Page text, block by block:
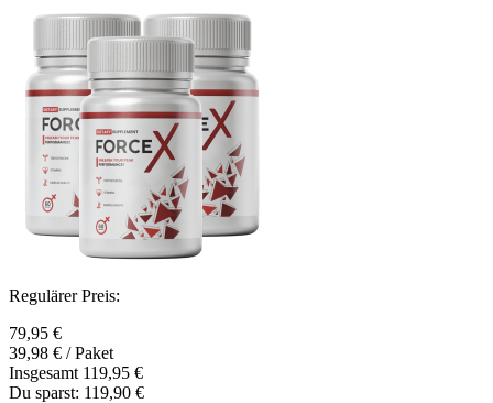
Regulärer Preis:
79,95 €
39,98 € / Paket
Insgesamt 119,95 €
Du sparst: 119,90 €